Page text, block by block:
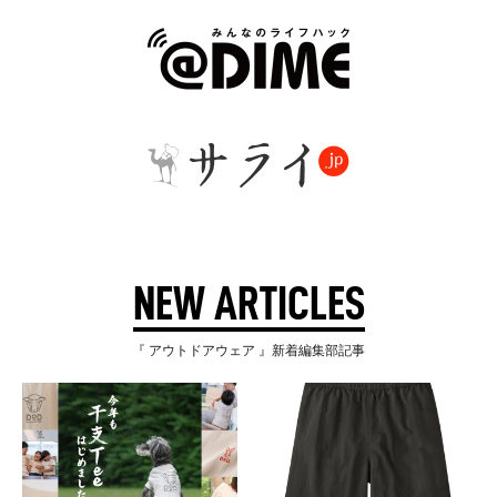
NEW ARTICLES
『 アウトドアウェア 』新着編集部記事